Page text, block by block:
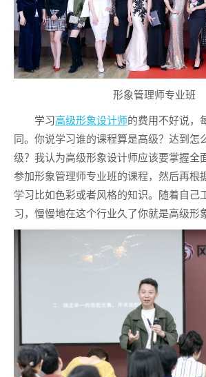
形象管理师专业班
学习高级形象设计师的费用不好说，
同。你说学习谁的课程算是高级？达到怎
级？我认为高级形象设计师应该要掌握全
参加形象管理师专业班的课程，然后再根
学习比如色彩或者风格的知识。随着自己
习，慢慢地在这个行业久了你就是高级形